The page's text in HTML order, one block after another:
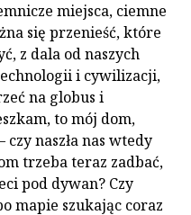
miejsca, ciemne
się przenieść, które
z dala od naszych
i cywilizacji,
na globus i
to mój dom,
czy naszła nas wtedy
trzeba teraz zadbać,
pod dywan? Czy
mapie szukając coraz